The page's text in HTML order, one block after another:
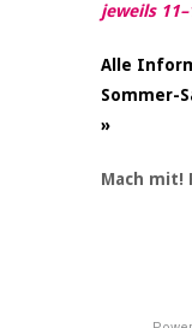
jeweils
Alle
Sommer-
»
Mach mit!